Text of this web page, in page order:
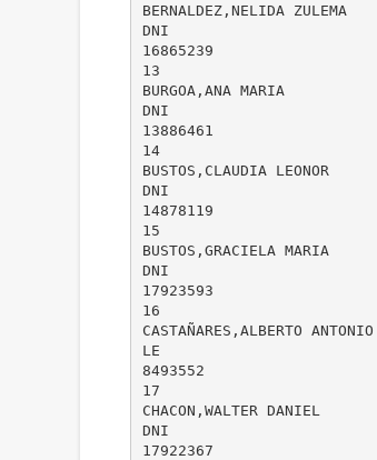
BERNALDEZ,NELIDA ZULEMA
DNI
16865239
13
BURGOA,ANA MARIA
DNI
13886461
14
BUSTOS,CLAUDIA LEONOR
DNI
14878119
15
BUSTOS,GRACIELA MARIA
DNI
17923593
16
CASTAÑARES,ALBERTO ANTONIO
LE
8493552
17
CHACON,WALTER DANIEL
DNI
17922367